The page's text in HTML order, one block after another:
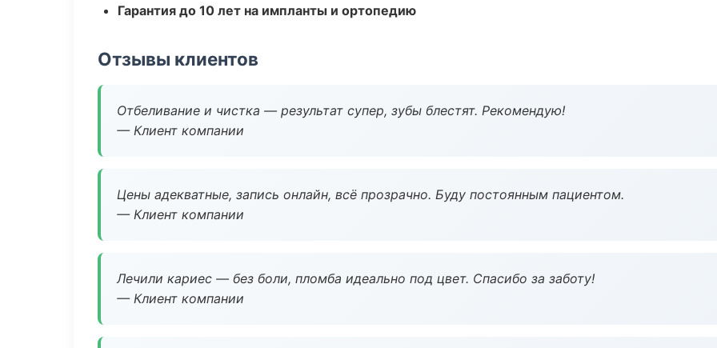
Гарантия до 10 лет на импланты и ортопедию
Отзывы клиентов
Отбеливание и чистка — результат супер, зубы блестят. Рекомендую!
— Клиент компании
Цены адекватные, запись онлайн, всё прозрачно. Буду постоянным пациентом.
— Клиент компании
Лечили кариес — без боли, пломба идеально под цвет. Спасибо за заботу!
— Клиент компании